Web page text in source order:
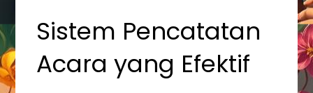
Sistem Pencatatan
Acara yang Efektif